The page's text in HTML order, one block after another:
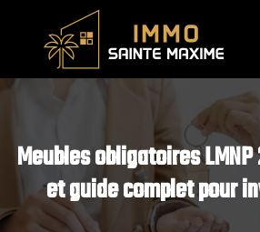
Meubles obligatoires
et guide complet pour